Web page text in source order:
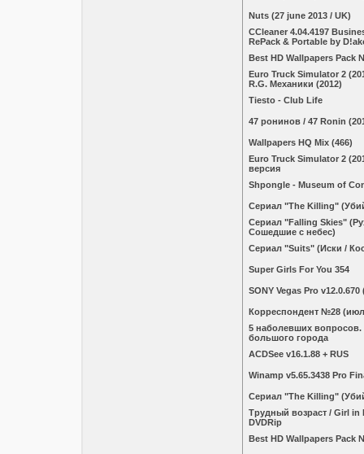
Nuts (27 june 2013 / UK)
CCleaner 4.04.4197
RePack & Portable by
Best HD Wallpapers Pack
Euro Truck Simulator 2
R.G. Механики (2012)
Tiesto - Club Life
47 ронинов / 47 Ronin
Wallpapers HQ Mix (466)
Euro Truck Simulator 2
версия
Shpongle - Museum of
Сериал "The Killing"
Сериал "Falling Skies"
Сошедшие с небес)
Сериал "Suits" (Иски /
Super Girls For You 354
SONY Vegas Pro v12.0.670
Корреспондент №28
5 наболевших вопросов.
большого города
ACDSee v16.1.88 + RUS
Winamp v5.65.3438 Pro
Сериал "The Killing"
Трудный возраст / Girl in
DVDRip
Best HD Wallpapers Pack